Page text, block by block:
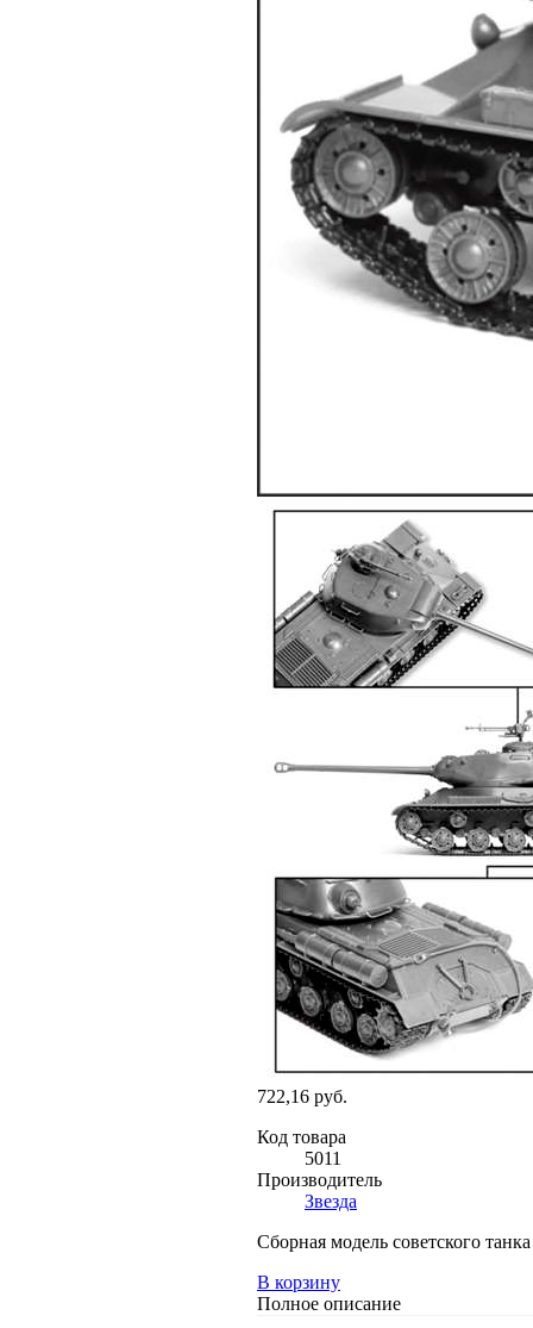
722,16 руб.
Код товара
5011
Производитель
Звезда
Сборная модель советского
В корзину
Полное описание